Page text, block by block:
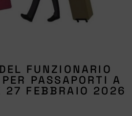
FUNZIONARIO
PASSAPORTI A
FEBBRAIO 2026